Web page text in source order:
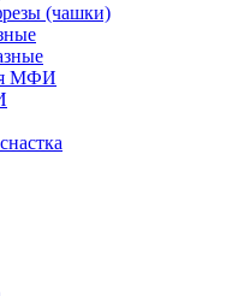
(чашки)
МФИ